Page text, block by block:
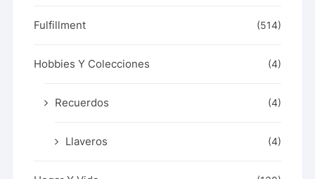
Fulfillment (514)
Hobbies Y Colecciones (4)
Recuerdos (4)
Llaveros (4)